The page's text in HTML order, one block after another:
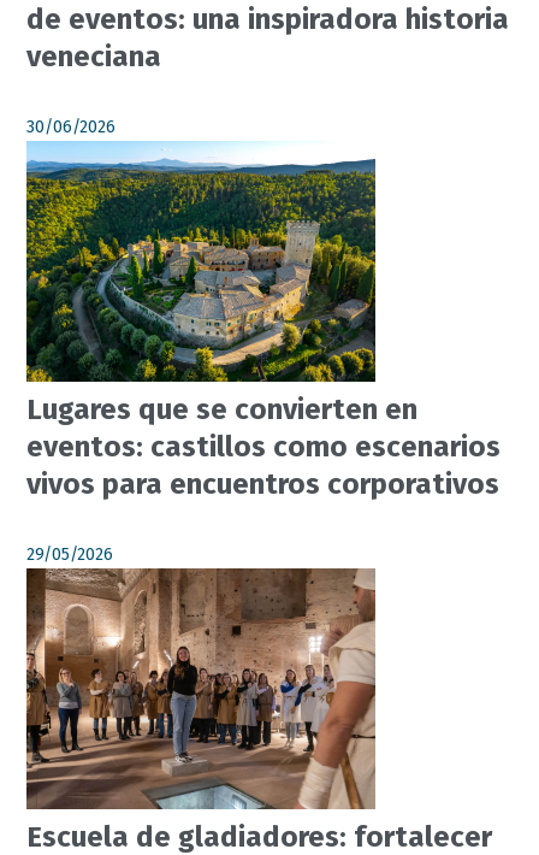
de eventos: una inspiradora historia
veneciana
30/06/2026
Lugares que se convierten en
eventos: castillos como escenarios
vivos para encuentros corporativos
29/05/2026
Escuela de gladiadores: fortalecer